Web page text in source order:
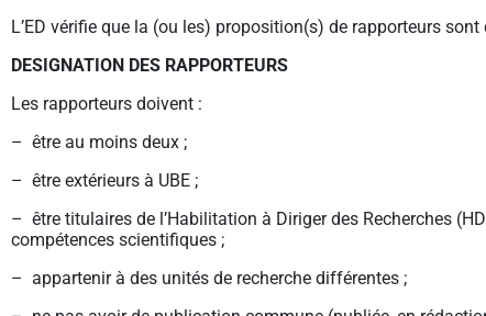
L’ED vérifie que la (ou les) proposition(s) de rapporteurs
DESIGNATION DES RAPPORTEURS
Les rapporteurs doivent :
– être au moins deux ;
– être extérieurs à UBE ;
– être titulaires de l’Habilitation à Diriger des Recherches
compétences scientifiques ;
– appartenir à des unités de recherche différentes ;